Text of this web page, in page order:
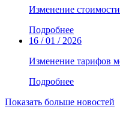
Изменение
Подробнее
16 / 01 / 2026
Изменение тарифов
Подробнее
Показать больше новостей